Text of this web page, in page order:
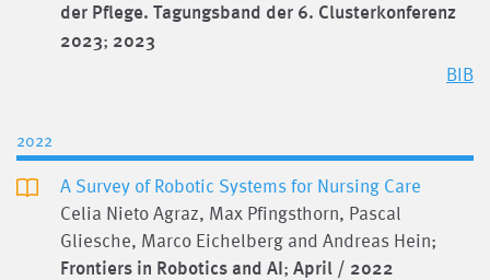
der Pflege. Tagungsband der 6. Clusterkonferenz
2023; 2023
BIB
2022
A Survey of Robotic Systems for Nursing Care
Celia Nieto Agraz, Max Pfingsthorn, Pascal
Gliesche, Marco Eichelberg and Andreas Hein;
Frontiers in Robotics and AI; April / 2022